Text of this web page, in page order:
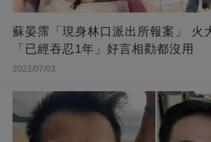
蘇晏霈「現身林口派出所報案」 火
「已經吞忍1年」好言相勸都沒用
2023/07/03